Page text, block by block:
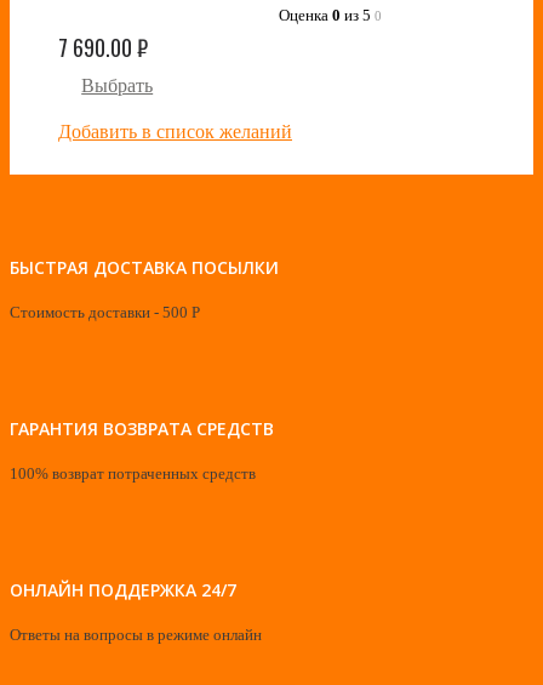
Оценка 0 из 5 0
7 690.00₽
Выбрать
Добавить в список желаний
БЫСТРАЯ ДОСТАВКА ПОСЫЛКИ
Стоимость доставки - 500 Р
ГАРАНТИЯ ВОЗВРАТА СРЕДСТВ
100% возврат потраченных средств
ОНЛАЙН ПОДДЕРЖКА 24/7
Ответы на вопросы в режиме онлайн